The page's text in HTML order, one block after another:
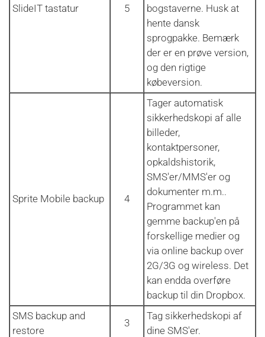
SlideIT tastatur 5
bogstaverne. Husk at
hente dansk
sprogpakke. Bemærk
der er en prøve version,
og den rigtige
købeversion.
Sprite Mobile backup 4
Tager automatisk
sikkerhedskopi af alle
billeder,
kontaktpersoner,
opkaldshistorik,
SMS'er/MMS'er og
dokumenter m.m..
Programmet kan
gemme backup'en på
forskellige medier og
via online backup over
2G/3G og wireless. Det
kan endda overføre
backup til din Dropbox.
SMS backup and
restore
3
Tag sikkerhedskopi af
dine SMS'er.